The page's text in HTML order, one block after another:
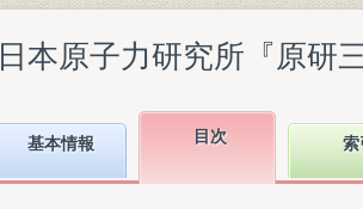
日本原子力研究所『原研
基本情報 目次 索